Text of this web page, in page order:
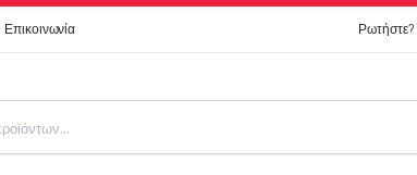
Επικοινωνία Ρωτήστε?